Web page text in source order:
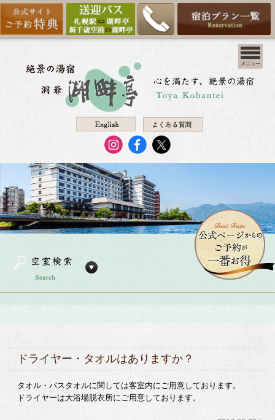
ドライヤー・タオルはありますか？
タオル・バスタオルに関しては客室内にご用意しております。
ドライヤーは大浴場脱衣所にご用意しております。